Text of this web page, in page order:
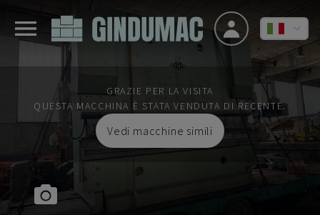
GRAZIE PER LA VISITA
QUESTA MACCHINA È STATA VENDUTA DI RECENTE.
Vedi macchine simili